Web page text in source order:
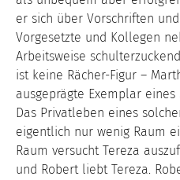
er sich über Vorschriften
Vorgesetzte und Kollegen
Arbeitsweise
ist keine Rächer-Figur –
ausgeprägte Exemplar
Das Privatleben eines
eigentlich nur wenig Raum
Raum versucht Tereza
und Robert liebt Tereza.